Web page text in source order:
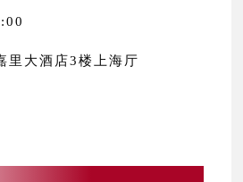
里大酒店3楼上海厅